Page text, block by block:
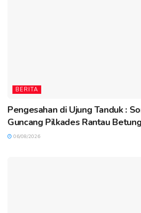
BERITA
Pengesahan di Ujung Tanduk :
Guncang Pilkades Rantau Betung
06/08/2026